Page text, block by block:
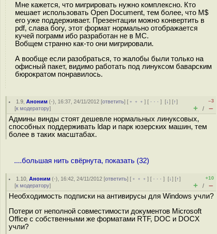
Мне кажется, что мигрировать нужно комплексно. Кто
мешает использовать Open Document, тем более, что M$
его уже поддерживает. Презентации можно конвертить в
pdf, слава богу, этот формат нормально отображается
кучей пограмм ибо разработан не в МС.
Вобщем странно как-то они мигрировали.
А вообще если разобраться, то жалобы были только на
офисный пакет, видимо работать под линуксом баварским
бюрократом понравилось.
1.9 ,Аноним (-), 16:37, 24/11/2012 [ответить] [ ﹢﹢﹢] [ · · ·][↓] [↑]
[к модератору]
–3
+ / –
Админы винды стоят дешевле нормальных линуксовых,
способных поддерживать ldap и парк юзерских машин, тем
более в таких масштабах.
....большая нить свёрнута, показать (32)
1.10 ,Аноним (-), 16:42, 24/11/2012 [ответить] [ ﹢﹢﹢] [ · · ·][↓] [↑]
[к модератору]
+10
+ / –
Необходимость подписки на антивирусы для Windows учли?
Потери от неполной совместимости документов Microsoft
Office с собственными же форматами RTF, DOC и DOCX
учли?